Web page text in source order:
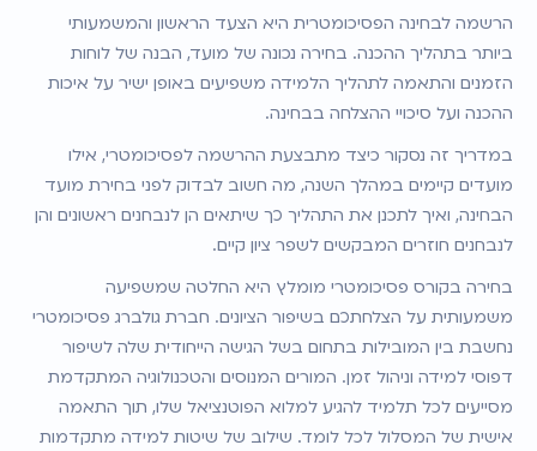
הרשמה לבחינה הפסיכומטרית היא הצעד הראשון והמשמעותי
ביותר בתהליך ההכנה. בחירה נכונה של מועד, הבנה של לוחות
הזמנים והתאמה לתהליך הלמידה משפיעים באופן ישיר על איכות
ההכנה ועל סיכויי ההצלחה בבחינה.
במדריך זה נסקור כיצד מתבצעת ההרשמה לפסיכומטרי, אילו
מועדים קיימים במהלך השנה, מה חשוב לבדוק לפני בחירת מועד
הבחינה, ואיך לתכנן את התהליך כך שיתאים הן לנבחנים ראשונים והן
לנבחנים חוזרים המבקשים לשפר ציון קיים.
בחירה בקורס פסיכומטרי מומלץ היא החלטה שמשפיעה
משמעותית על הצלחתכם בשיפור הציונים. חברת גולברג פסיכומטרי
נחשבת בין המובילות בתחום בשל הגישה הייחודית שלה לשיפור
דפוסי למידה וניהול זמן. המורים המנוסים והטכנולוגיה המתקדמת
מסייעים לכל תלמיד להגיע למלוא הפוטנציאל שלו, תוך התאמה
אישית של המסלול לכל לומד. שילוב של שיטות למידה מתקדמות